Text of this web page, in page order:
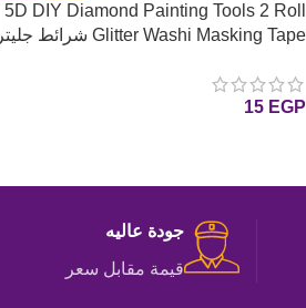
5D DIY Diamond Painting Tools 2 Roll
Glitter Washi Masking Tape شرائط جليتر
15 EGP
جودة عاليه
قيمة مقابل سعر